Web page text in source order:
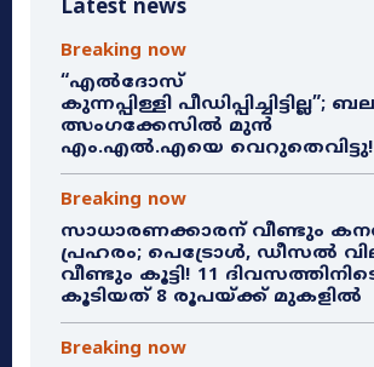
Latest news
Breaking now
“എൽദോസ്
കുന്നപ്പിള്ളി പീഡിപ്പിച്ചിട്ടില്ല”;
ത്സംഗക്കേസിൽ മുൻ
എം.എൽ.എയെ വെറുതെവിട്ടു!
Breaking now
സാധാരണക്കാരന് വീണ്ടും
പ്രഹരം; പെട്രോൾ, ഡീസൽ
വീണ്ടും കൂട്ടി! 11
കൂടിയത് 8 രൂപയ്ക്ക് മുകളിൽ
Breaking now